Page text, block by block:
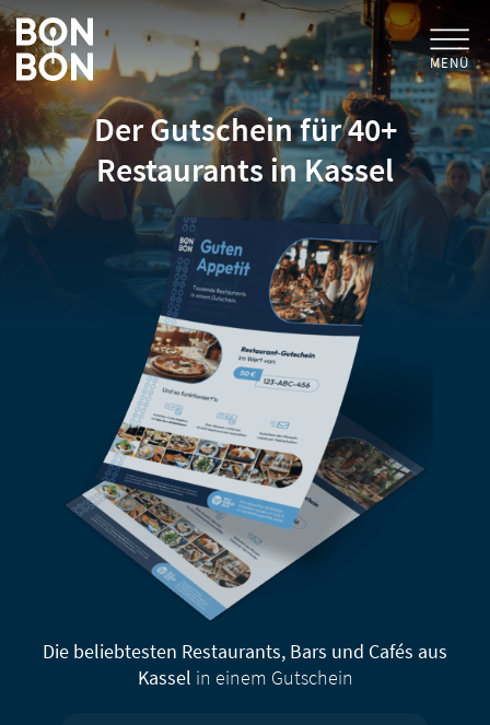
GUTSCHEIN EINLÖSEN
+
FÜR FIRMEN / MITARBEITERGESCHENK
+
GESCHENKGUTSCHEINE
FÜR GASTRONOMEN
MENÜ
Der Gutschein für 40+
Restaurants in Kassel
Die beliebtesten Restaurants, Bars und Cafés aus
Kassel in einem Gutschein